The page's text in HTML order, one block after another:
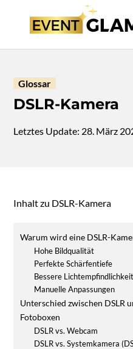
Glossar
DSLR-Kamera
Letztes Update: 28. März
Inhalt zu DSLR-Kamera
Warum wird eine DSLR-
Hohe Bildqualität
Perfekte Schärfentiefe
Bessere Lichtempfindlichkeit
Manuelle Anpassungen
Unterschied zwischen DSLR
Fotoboxen
DSLR vs. Webcam
DSLR vs. Systemkamera